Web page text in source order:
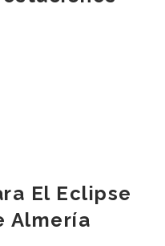
El Eclipse
Almería